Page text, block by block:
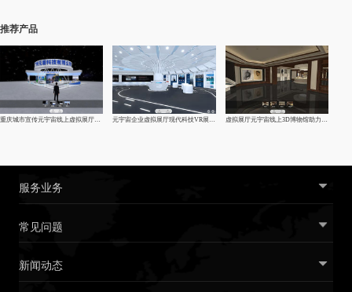
推荐产品
重庆城市宣传元宇宙线上虚拟展厅制作-vr企业|线上展馆|展厅 元宇宙企业虚拟展厅现代科技VR展厅制作 虚拟展厅元宇宙线上3D博物馆助力文化复兴
服务业务
常见问题
新闻动态